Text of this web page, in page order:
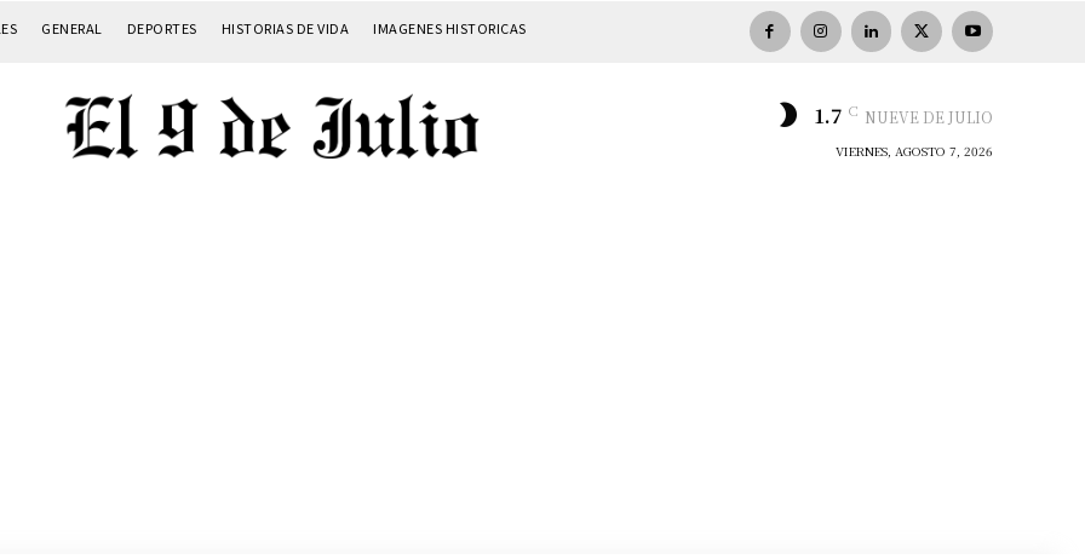
GENERAL DEPORTES HISTORIAS DE VIDA IMAGENES HISTORICAS
1.7 C NUEVE DE JULIO
VIERNES, AGOSTO 7, 2026